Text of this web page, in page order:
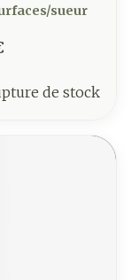
sueur
de stock